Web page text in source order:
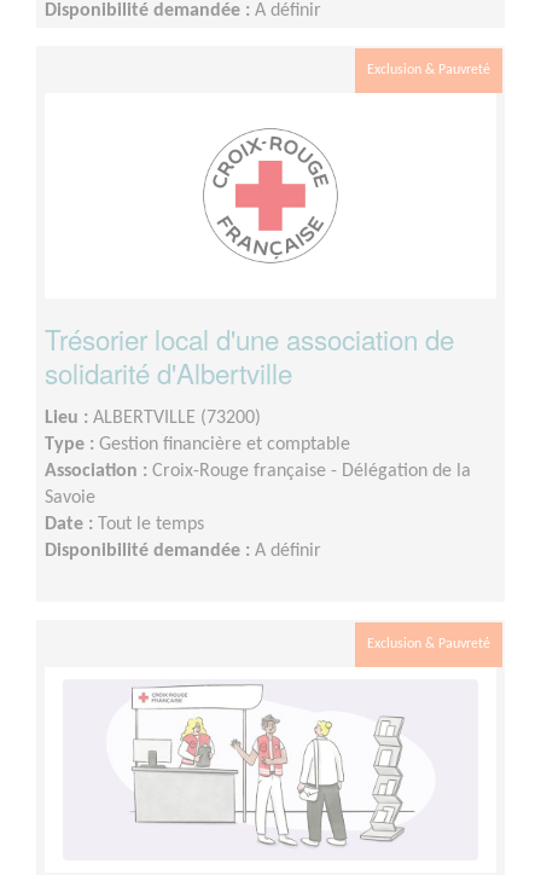
Disponibilité demandée : A définir
Exclusion & Pauvreté
Trésorier local d'une association de
solidarité d'Albertville
Lieu : ALBERTVILLE (73200)
Type : Gestion financière et comptable
Association : Croix-Rouge française - Délégation de la
Savoie
Date : Tout le temps
Disponibilité demandée : A définir
Exclusion & Pauvreté